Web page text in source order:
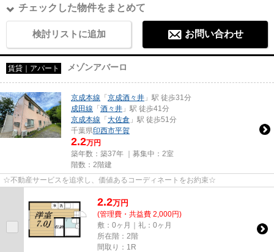
チェックした物件をまとめて
検討リストに追加 お問い合わせ
賃貸｜アパート メゾンアバーロ
京成本線 「京成酒々井 」駅 徒歩31分
成田線 「酒々井 」駅 徒歩41分
京成本線 「大佐倉 」駅 徒歩51分
千葉県印西市平賀
2.2万円
築年数：築37年 ｜募集中： 2室
階数：2階建
☆不動産サービスを追求し、価値あるコーディネートをお約束☆
2.2万円
(管理費・共益費 2,000円)
敷：0ヶ月｜礼：0ヶ月
所在階：2階
間取り：1R